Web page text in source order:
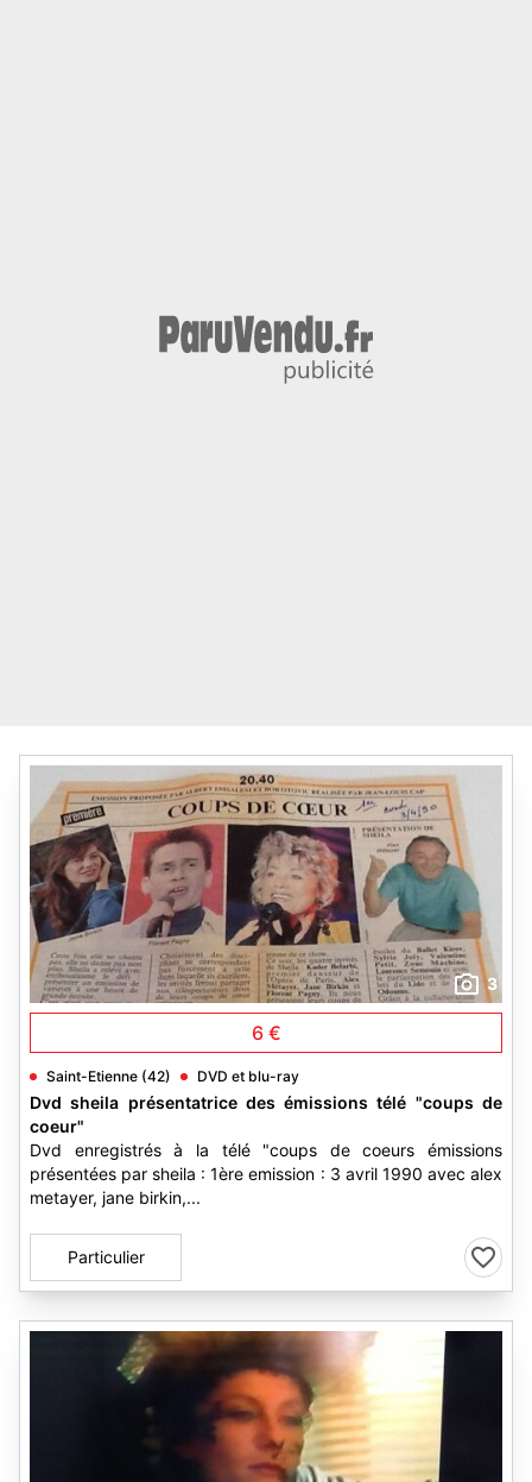
3
6 €
Saint-Etienne (42) DVD et blu-ray
Dvd sheila présentatrice des émissions télé "coups de
coeur"
Dvd enregistrés à la télé "coups de coeurs émissions
présentées par sheila : 1ère emission : 3 avril 1990 avec alex
metayer, jane birkin,...
Particulier